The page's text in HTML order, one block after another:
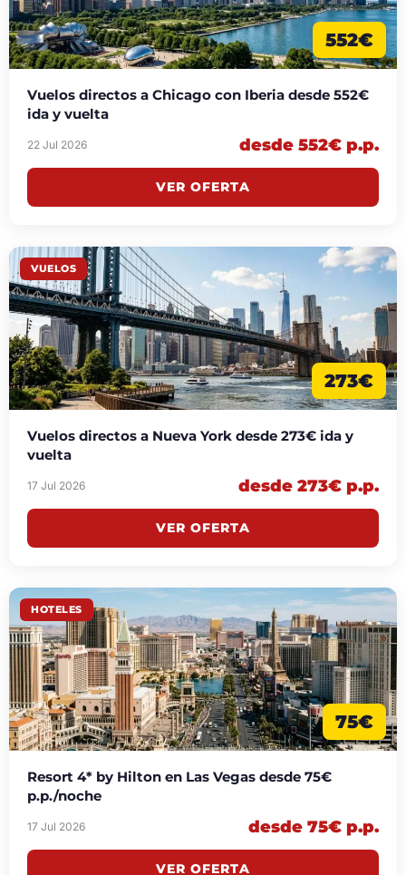
552€
Vuelos directos a Chicago con Iberia desde 552€
ida y vuelta
22 Jul 2026 desde 552€ p.p.
VER OFERTA
VUELOS
273€
Vuelos directos a Nueva York desde 273€ ida y
vuelta
17 Jul 2026 desde 273€ p.p.
VER OFERTA
HOTELES
75€
Resort 4* by Hilton en Las Vegas desde 75€
p.p./noche
17 Jul 2026 desde 75€ p.p.
VER OFERTA